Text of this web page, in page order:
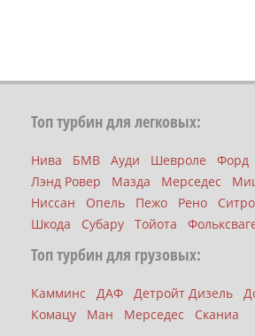
Топ турбин для легковых:
Нива БМВ Ауди Шевроле Форд
Лэнд Ровер
Мазда Мерседес
Ниссан
Опель Пежо Рено
Шкода
Субару Тойота
Топ турбин для грузовых:
Камминс ДАФ Детройт Дизель
Комацу
Ман Мерседес Сканиа